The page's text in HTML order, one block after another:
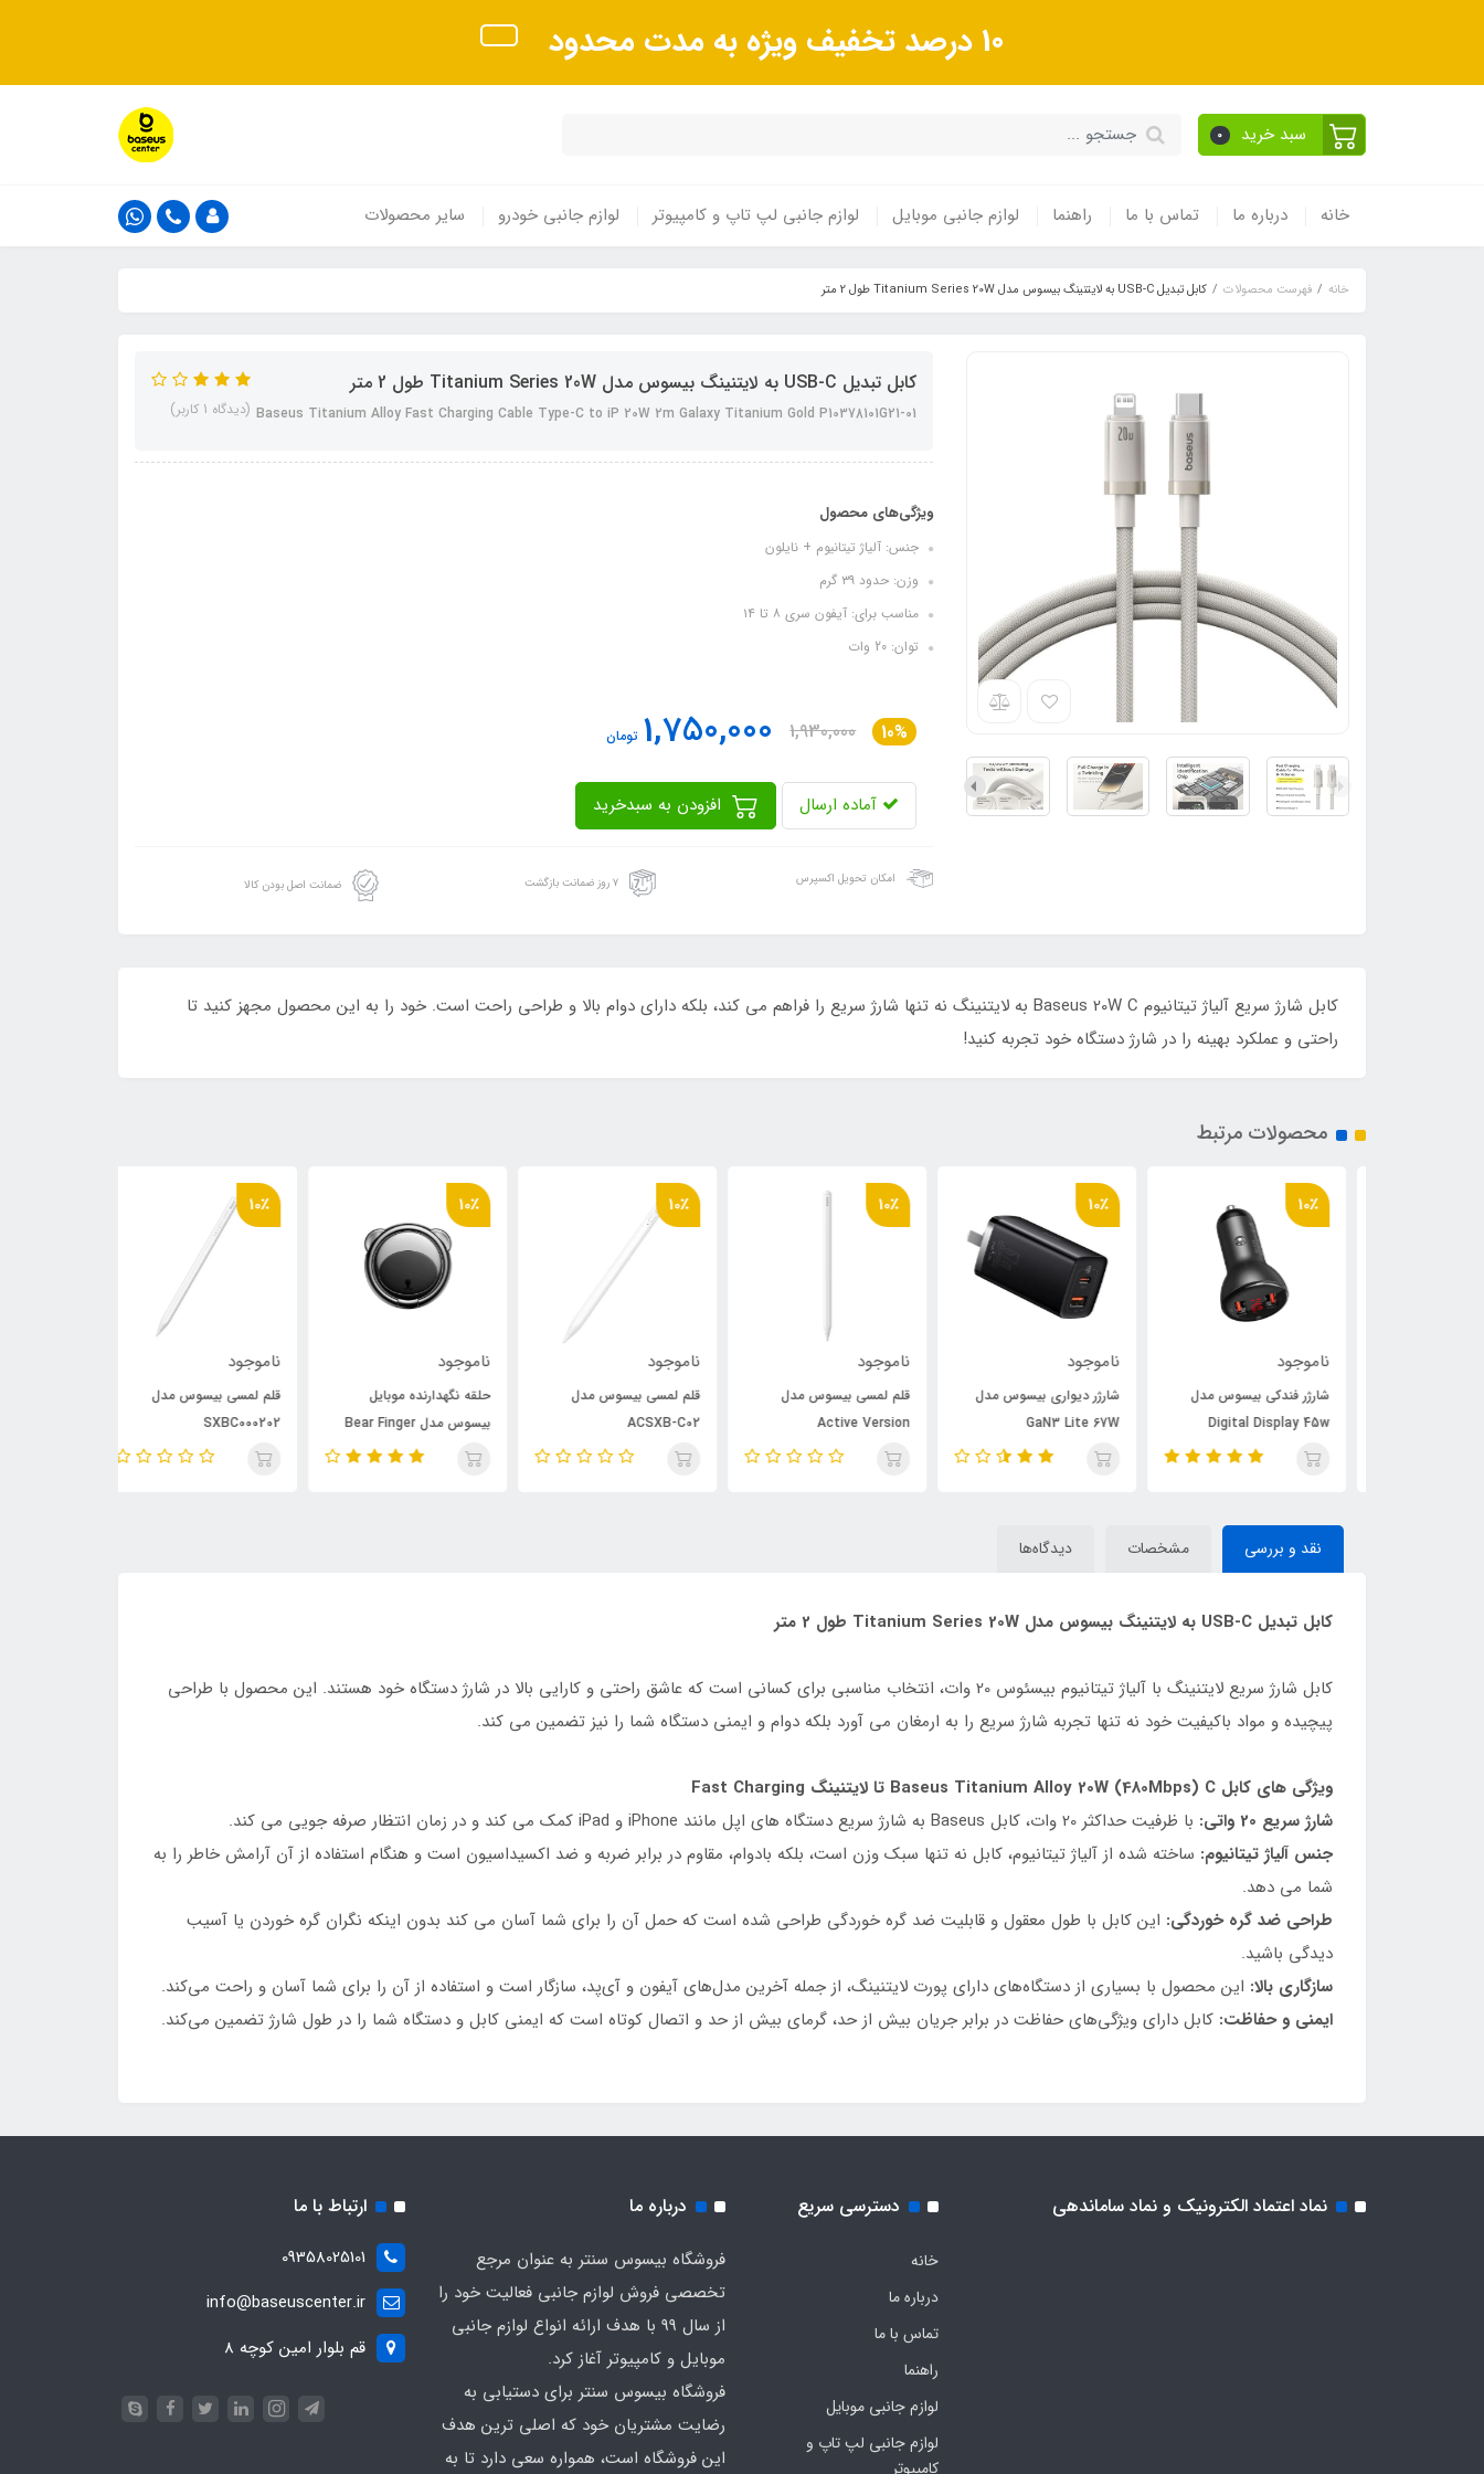
10 درصد تخفیف ویژه به مدت محدود
سبد خرید 0
خانه درباره ما تماس با ما راهنما لوازم جانبی موبایل لوازم جانبی لپ تاپ و کامپیوتر لوازم جانبی خودرو سایر محصولات
خانه فهرست محصولات کابل تبدیل USB-C به لایتنینگ بیسوس مدل Titanium Series 20W طول 2 متر
کابل تبدیل USB-C به لایتنینگ بیسوس مدل Titanium Series 20W طول 2 متر
Baseus Titanium Alloy Fast Charging Cable Type-C to iP 20W 2m Galaxy Titanium Gold P10378101G21-01 (دیدگاه 1 کاربر)
ویژگی‌های محصول
جنس: آلیاژ تیتانیوم + نایلون
وزن: حدود ۳۹ گرم
مناسب برای: آیفون سری ۸ تا ۱۴
توان: 20 وات
10%
1,930,000
1,750,000 تومان
آماده ارسال
امکان تحویل اکسپرس ۷ روز ضمانت بازگشت ضمانت اصل بودن کالا
کابل شارژ سریع آلیاژ تیتانیوم Baseus 20W C به لایتنینگ نه تنها شارژ سریع را فراهم می کند، بلکه دارای دوام بالا و طراحی راحت است. خود را به این محصول مجهز کنید تا
راحتی و عملکرد بهینه را در شارژ دستگاه خود تجربه کنید!
محصولات مرتبط
10٪
ناموجود
شارژر فندکی بیسوس مدل
Digital Display 45w
10٪
ناموجود
شارژر دیواری بیسوس مدل
GaN3 Lite 67W
10٪
ناموجود
قلم لمسی بیسوس مدل
Active Version
10٪
ناموجود
قلم لمسی بیسوس مدل
ACSXB-C02
10٪
ناموجود
حلقه نگهدارنده موبایل
بیسوس مدل Bear Finger
Metal Ring
10٪
ناموجود
قلم لمسی بیسوس مدل
SXBC000202
نقد و بررسی مشخصات دیدگاه‌ها
کابل تبدیل USB-C به لایتنینگ بیسوس مدل Titanium Series 20W طول 2 متر
کابل شارژ سریع لایتنینگ با آلیاژ تیتانیوم بیسئوس 20 وات، انتخاب مناسبی برای کسانی است که عاشق راحتی و کارایی بالا در شارژ دستگاه خود هستند. این محصول با طراحی
پیچیده و مواد باکیفیت خود نه تنها تجربه شارژ سریع را به ارمغان می آورد بلکه دوام و ایمنی دستگاه شما را نیز تضمین می کند.
ویژگی های کابل Baseus Titanium Alloy 20W (480Mbps) C تا لایتنینگ Fast Charging
شارژ سریع 20 واتی:
با ظرفیت حداکثر 20 وات، کابل Baseus به شارژ سریع دستگاه های اپل مانند iPhone و iPad کمک می کند و در زمان انتظار صرفه جویی می کند.
جنس آلیاژ تیتانیوم: ساخته شده از آلیاژ تیتانیوم، کابل نه تنها سبک وزن است، بلکه بادوام، مقاوم در برابر ضربه و ضد اکسیداسیون است و هنگام استفاده از آن آرامش خاطر را به
شما می دهد.
طراحی ضد گره خوردگی: این کابل با طول معقول و قابلیت ضد گره خوردگی طراحی شده است که حمل آن را برای شما آسان می کند بدون اینکه نگران گره خوردن یا آسیب
دیدگی باشید.
سازگاری بالا: این محصول با بسیاری از دستگاه‌های دارای پورت لایتنینگ، از جمله آخرین مدل‌های آیفون و آی‌پد، سازگار است و استفاده از آن را برای شما آسان و راحت می‌کند.
ایمنی و حفاظت: کابل دارای ویژگی‌های حفاظت در برابر جریان بیش از حد، گرمای بیش از حد و اتصال کوتاه است که ایمنی کابل و دستگاه شما را در طول شارژ تضمین می‌کند.
نماد اعتماد الکترونیک و نماد ساماندهی دسترسی سریع
خانه
درباره ما
تماس با ما
راهنما
لوازم جانبی موبایل
لوازم جانبی لپ تاپ و
کامپیوتر
درباره ما
فروشگاه بیسوس سنتر به عنوان مرجع
تخصصی فروش لوازم جانبی فعالیت خود را
از سال 99 با هدف ارائه انواع لوازم جانبی
موبایل و کامپیوتر آغاز کرد.
فروشگاه بیسوس سنتر برای دستیابی به
رضایت مشتریان خود که اصلی‌ ترین هدف
این فروشگاه است، همواره سعی دارد تا به
ارتباط با ما
09358025101
info@baseuscenter.ir
قم بلوار امین کوچه 8